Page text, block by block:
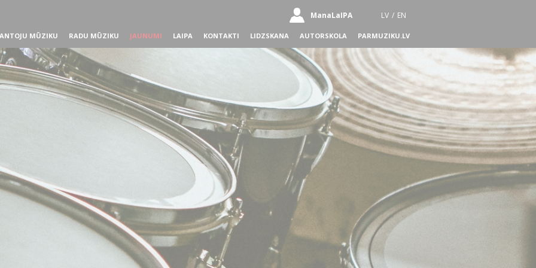
ManaLaIPA LV / EN
MŪZIKU RADU MŪZIKU JAUNUMI LAIPA KONTAKTI LIDZSKANA AUTORSKOLA PARMUZIKU.LV